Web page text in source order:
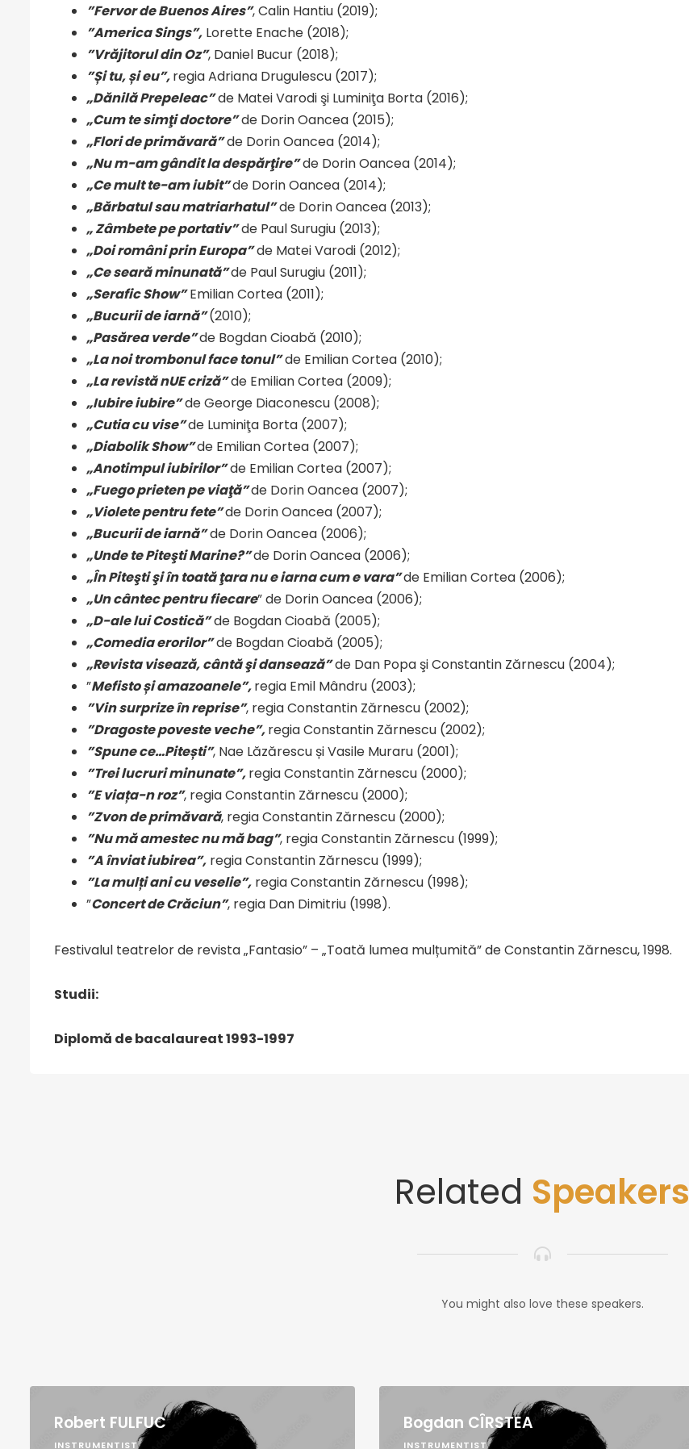
”Fervor de Buenos Aires”, Calin Hantiu (2019);
”America Sings”, Lorette Enache (2018);
”Vrăjitorul din Oz”, Daniel Bucur (2018);
”Și tu, și eu”,regia Adriana Drugulescu (2017);
„Dănilă Prepeleac”de Matei Varodi şi Luminiţa Borta (2016);
„Cum te simţi doctore”de Dorin Oancea (2015);
„Flori de primăvară”de Dorin Oancea (2014);
„Nu m-am gândit la despărţire”de Dorin Oancea (2014);
„Ce mult te-am iubit”de Dorin Oancea (2014);
„Bărbatul sau matriarhatul”de Dorin Oancea (2013);
„ Zâmbete pe portativ”de Paul Surugiu (2013);
„Doi români prin Europa”de Matei Varodi (2012);
„Ce seară minunată”de Paul Surugiu (2011);
„Serafic Show”Emilian Cortea (2011);
„Bucurii de iarnă”(2010);
„Pasărea verde”de Bogdan Cioabă (2010);
„La noi trombonul face tonul”de Emilian Cortea (2010);
„La revistă nUE criză”de Emilian Cortea (2009);
„Iubire iubire”de George Diaconescu (2008);
„Cutia cu vise”de Luminiţa Borta (2007);
„Diabolik Show”de Emilian Cortea (2007);
„Anotimpul iubirilor”de Emilian Cortea (2007);
„Fuego prieten pe viaţă”de Dorin Oancea (2007);
„Violete pentru fete”de Dorin Oancea (2007);
„Bucurii de iarnă”de Dorin Oancea (2006);
„Unde te Piteşti Marine?”de Dorin Oancea (2006);
„În Piteşti şi în toată ţara nu e iarna cum e vara”de Emilian Cortea (2006);
„Un cântec pentru fiecare” de Dorin Oancea (2006);
„D-ale lui Costică”de Bogdan Cioabă (2005);
„Comedia erorilor”de Bogdan Cioabă (2005);
„Revista visează, cântă şi dansează”de Dan Popa şi Constantin Zărnescu (2004);
”Mefisto și amazoanele”,regia Emil Mândru (2003);
”Vin surprize în reprise”, regia Constantin Zărnescu (2002);
”Dragoste poveste veche”,regia Constantin Zărnescu (2002);
”Spune ce…Pitești”, Nae Lăzărescu și Vasile Muraru (2001);
”Trei lucruri minunate”,regia Constantin Zărnescu (2000);
”E viața-n roz”, regia Constantin Zărnescu (2000);
”Zvon de primăvară, regia Constantin Zărnescu (2000);
”Nu mă amestec nu mă bag”, regia Constantin Zărnescu (1999);
”A înviat iubirea”, regia Constantin Zărnescu (1999);
”La mulți ani cu veselie”, regia Constantin Zărnescu (1998);
”Concert de Crăciun”, regia Dan Dimitriu (1998).
Festivalul teatrelor de revista „Fantasio” – „Toată lumea mulțumită” de Constantin Zărnescu, 1998.
Studii:
Diplomă de bacalaureat 1993-1997
Related Speakers
You might also love these speakers.
Robert FULFUC
INSTRUMENTIST
Bogdan CÎRSTEA
INSTRUMENTIST